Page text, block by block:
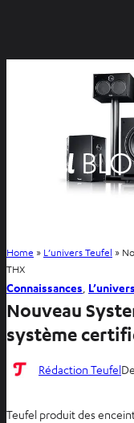
Home » L’univers Teufel »
THX
Connaissances
Nouveau
système
Rédaction Teufel
Teufel produit des